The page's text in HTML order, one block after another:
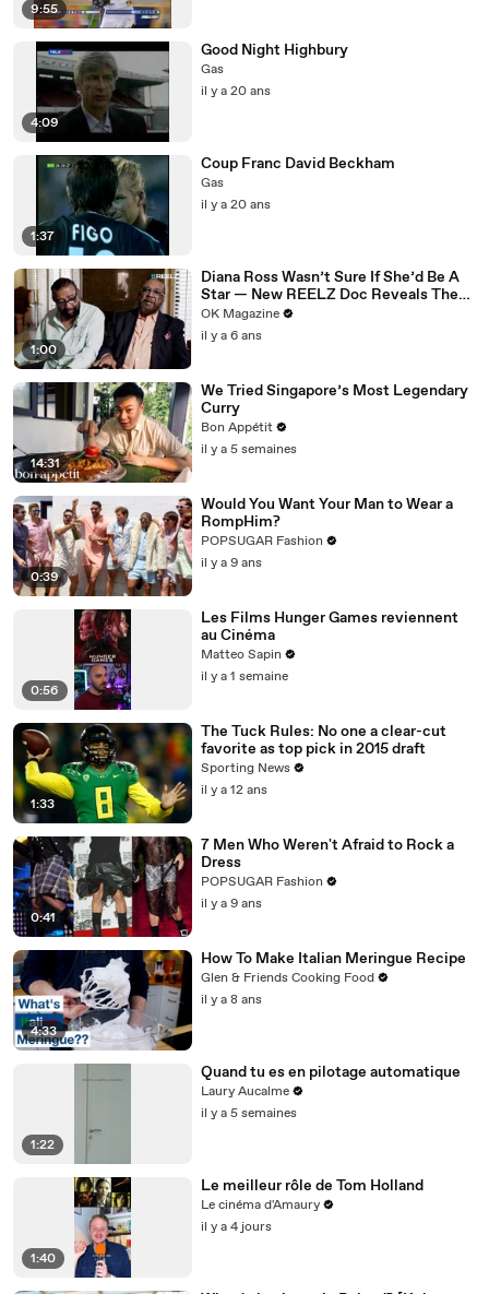
9:55
4:09
Good Night Highbury
Gas
il y a 20 ans
1:37
Coup Franc David Beckham
Gas
il y a 20 ans
1:00
Diana Ross Wasn’t Sure If She’d Be A
Star — New REELZ Doc Reveals The
Reason Why
OK Magazine
il y a 6 ans
14:31
We Tried Singapore’s Most Legendary
Curry
Bon Appétit
il y a 5 semaines
0:39
Would You Want Your Man to Wear a
RompHim?
POPSUGAR Fashion
il y a 9 ans
0:56
Les Films Hunger Games reviennent
au Cinéma
Matteo Sapin
il y a 1 semaine
1:33
The Tuck Rules: No one a clear-cut
favorite as top pick in 2015 draft
Sporting News
il y a 12 ans
0:41
7 Men Who Weren't Afraid to Rock a
Dress
POPSUGAR Fashion
il y a 9 ans
4:33
How To Make Italian Meringue Recipe
Glen & Friends Cooking Food
il y a 8 ans
1:22
Quand tu es en pilotage automatique
Laury Aucalme
il y a 5 semaines
1:40
Le meilleur rôle de Tom Holland
Le cinéma d'Amaury
il y a 4 jours